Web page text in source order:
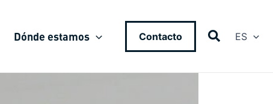
Dónde estamos Contacto ES